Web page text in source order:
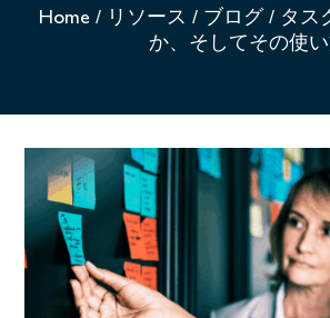
Home / リソース / ブログ / タス
か、そしてその使い